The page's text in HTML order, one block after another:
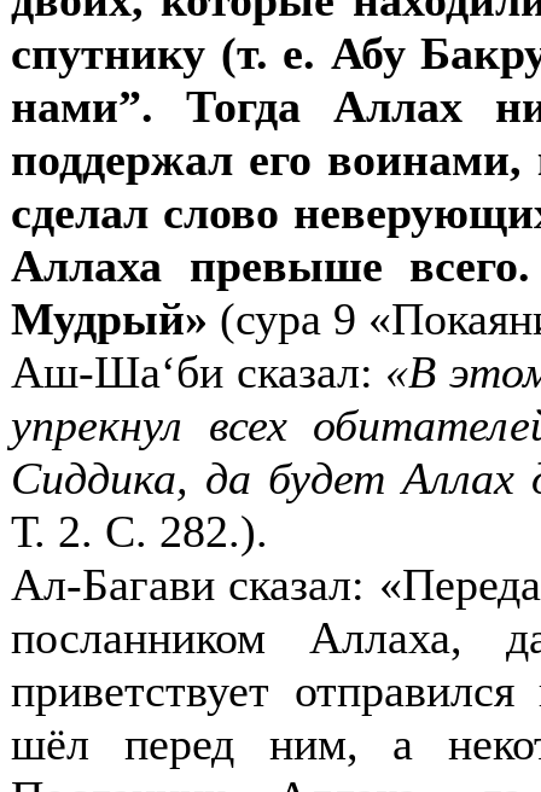
спутнику (т. е. Абу
нами”. Тогда Аллах
поддержал его
сделал слово
Аллаха превыше
Мудрый» (сура 9
Аш-Ша‘би сказал: «В
упрекнул всех
Сиддика, да будет Аллах
Т. 2. С. 282.).
Ал-Багави сказал:
посланником Аллаха,
приветствует
шёл перед ним, а